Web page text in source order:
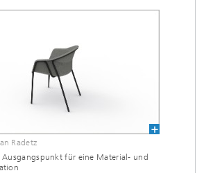
Radetz
für eine Material- und